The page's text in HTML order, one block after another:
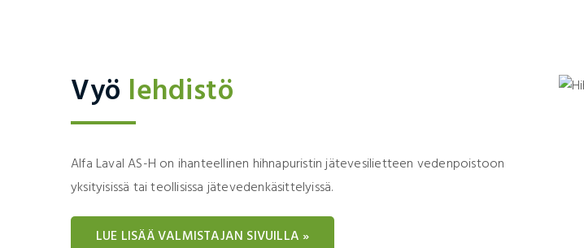
Vyö lehdistö
Alfa Laval AS-H on ihanteellinen hihnapuristin jätevesilietteen vedenpoistoon
yksityisissä tai teollisissa jätevedenkäsittelyissä.
LUE LISÄÄ VALMISTAJAN SIVUILLA »